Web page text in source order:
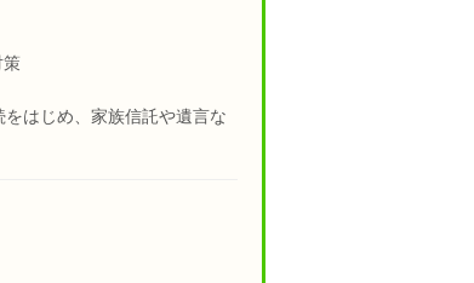
はじめ、家族信託や遺言な